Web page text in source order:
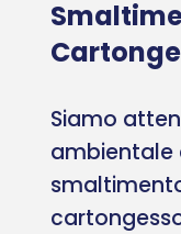
Siamo
ambientale